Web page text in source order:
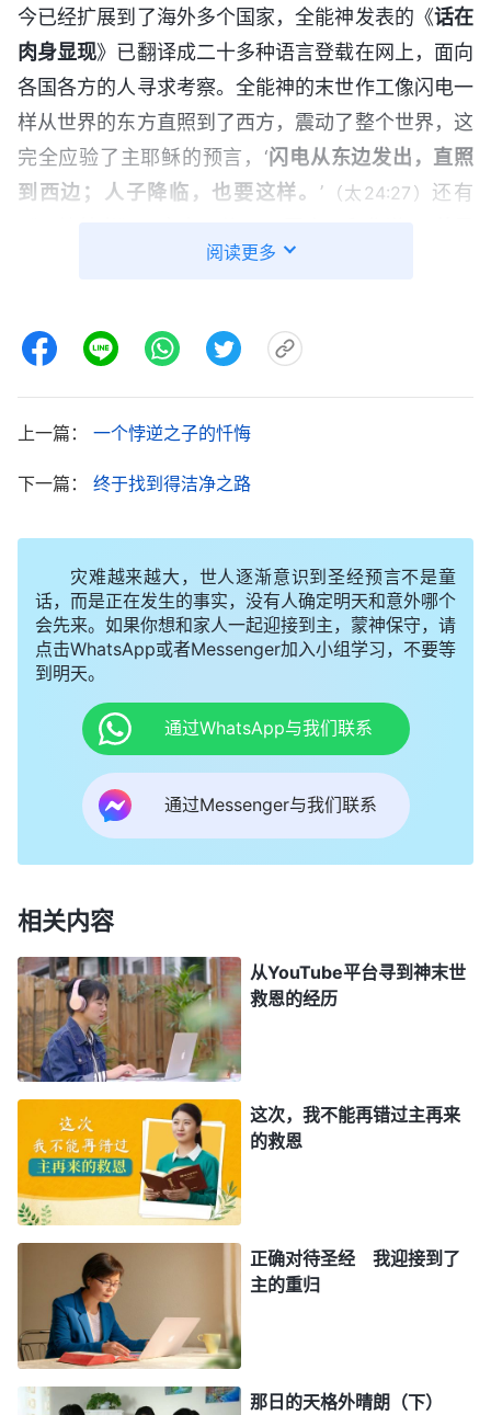
今已经扩展到了海外多个国家，全能神发表的《话在
肉身显现》已翻译成二十多种语言登载在网上，面向
各国各方的人寻求考察。全能神的末世作工像闪电一
样从世界的东方直照到了西方，震动了整个世界，这
完全应验了主耶稣的预言，‘闪电从东边发出，直照
到西边；人子降临，也要这样。 ’（太24:27） 还有
出之地到日落之处，我的名在外邦中必尊为大。
降在中国，原来圣经早有预言哪！
实神是万物的主宰，是所有受造之物的神，他不只是
之物的神。以前那两步工作作在以色列，这样，人里
犹太作工作，不管怎么样他作工没出以色列这个范
围。他不在埃及人身上作，也不在印度人身上作，只
在以色列之民身上作，人便形成这样那样的观念，而
且把神的作工给定规在一个范围之内，说神要作工作
务必在选民身上，神要作工作务必在以色列，除了以
色列人神再也没有作工对象，也再没有作工范围，尤
其对道成肉身的神更是严加‘管教’，不许走出以色列
这个范围。这不都是人的观念吗？神造了整个天地万
吗？那他造所有的受造之物有什么用处呢？他创造了
而是在全宇之下的人身上作。……若按人的观念去
作，神就只是以色列人的神了，这样他就不能扩展外
邦的工作了，因为他只是以色列人的神，而不是所有
受造之物的神。在预言书里说，耶和华的名必在外邦
被尊为大，耶和华的名必传于外邦，为什么这样说
呢？神如果只是以色列人的神，他就只在以色列作
工，而且也不扩展这工作了，他也就不预言那话了，
他既预言那话，必要在外邦、各国各方来扩展这工
作，他既然说了就要作，这是他的计划，因他本来就
是造天地万物的主，是所有受造之物的神。不管在以
色列人身上作工，还是在犹太全地作工，他作的是全
宇的工作，作的是全人类的工作。今天在大红龙国家
作工，即在外邦中作他的工作，仍是作全人类的工
阅读更多
上一篇： 一个悖逆之子的忏悔
下一篇： 终于找到得洁净之路
灾难越来越大，世人逐渐意识到圣经预言不是童
话，而是正在发生的事实，没有人确定明天和意外哪个
会先来。如果你想和家人一起迎接到主，蒙神保守，请
点击WhatsApp或者Messenger加入小组学习，不要等
到明天。
通过WhatsApp与我们联系
通过Messenger与我们联系
相关内容
从YouTube平台寻到神末世
救恩的经历
这次，我不能再错过主再来
的救恩
正确对待圣经 我迎接到了
主的重归
那日的天格外晴朗（下）